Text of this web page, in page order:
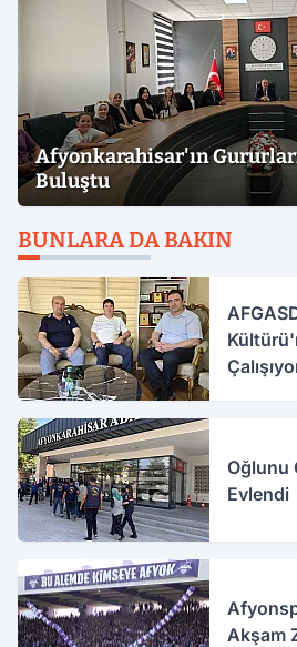
Afyonkarahisar'ın
Buluştu
BUNLARA DA BAKIN
Oğlunu
Evlendi
Akşam